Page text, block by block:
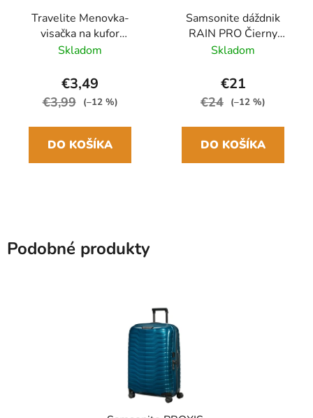
Travelite Menovka-
visačka na kufor
Multicolor Stripes
Skladom
€3,49
€3,99 (–12 %)
DO KOŠÍKA
Samsonite dáždnik
RAIN PRO Čierny
skladací manuálny
Skladom
€21
€24 (–12 %)
DO KOŠÍKA
Podobné produkty